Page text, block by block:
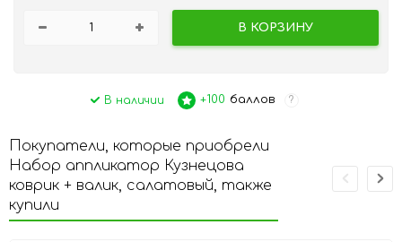
В КОРЗИНУ
+100 баллов ?
В наличии
Покупатели, которые приобрели
Набор аппликатор Кузнецова
коврик + валик, салатовый, также
купили